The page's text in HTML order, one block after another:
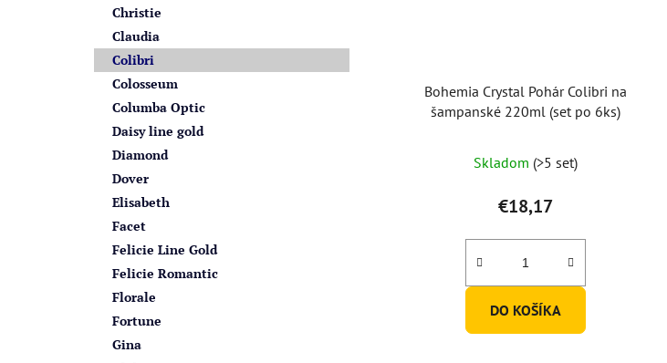
Christie
Claudia
Colibri
Colosseum
Columba Optic
Daisy line gold
Diamond
Dover
Elisabeth
Facet
Felicie Line Gold
Felicie Romantic
Florale
Fortune
Gina
Bohemia Crystal Pohár Colibri na
šampanské 220ml (set po 6ks)
Skladom (>5 set)
€18,17
DO KOŠÍKA